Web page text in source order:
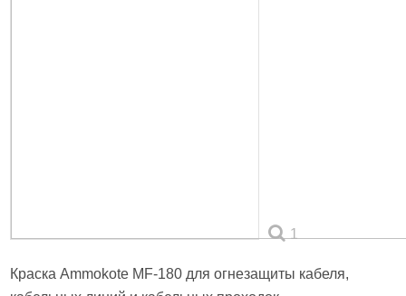
1
Краска Ammokote MF-180 для огнезащиты кабеля,